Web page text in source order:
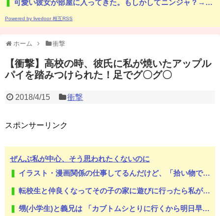
可愛い彼女が部屋に入ってきた。もしかしてニンジャ？→スタイリッシュな動きはこちらです…
Powered by livedoor 相互RSS
ホーム 衝撃
【衝撃】高校の時、彼氏に私が焼いたアップル
パイを踏みつけられた！足でグ〇グ〇
2018/4/15 衝撃
スポンサーリンク
ぜんぶ私が中心、そう思われたくないのに
イラスト・漫画関係の仕事してるんだけど、「拾い物ですが」とか言ってTwitterで勝手に自分の画像を出されるのに違和感を覚える。。
転校生と仲良くなってその子の家に遊びに行ったら私が小さい頃に撮った写真があった
甥(小学生)と義兄は 「カブトムシとりに行くから明日早起きだな！」 と二人でウキウキしていた。